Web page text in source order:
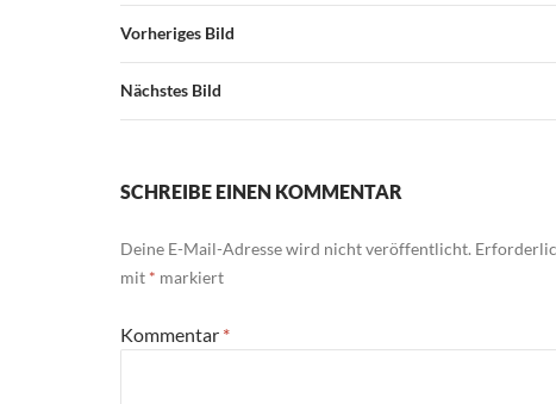
Vorheriges Bild
Nächstes Bild
SCHREIBE EINEN KOMMENTAR
Deine E-Mail-Adresse wird nicht veröffentlicht.
mit * markiert
Kommentar *